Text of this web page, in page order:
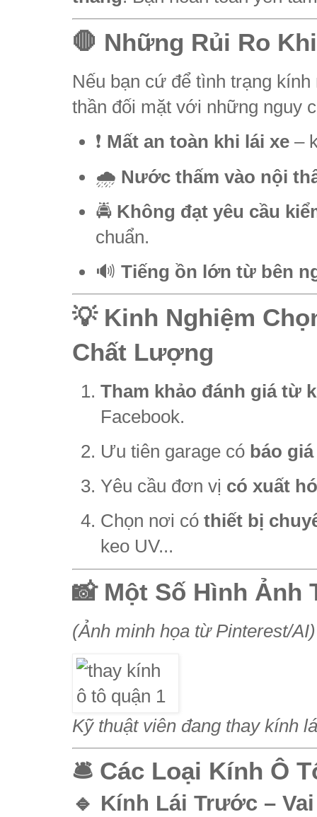
🛑 Những Rủi Ro
Nếu bạn cứ để tình trạng
thần đối mặt với những nguy
❗ Mất an toàn khi lái xe –
🌧️ Nước thấm vào nội
🚔 Không đạt yêu cầu
chuẩn.
🔊 Tiếng ồn lớn từ bên
💡 Kinh Nghiệm
Chất Lượng
Tham khảo đánh giá từ
Facebook.
Ưu tiên garage có báo
Yêu cầu đơn vị có xuất
Chọn nơi có thiết bị
keo UV...
📸 Một Số Hình Ảnh
(Ảnh minh họa từ Pinterest/AI)
Kỹ thuật viên đang thay kính
🛎️ Các Loại Kính Ô
🔹 Kính Lái Trước –